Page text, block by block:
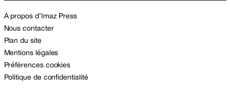
A propos d’Imaz Press
Nous contacter
Plan du site
Mentions légales
Préférences cookies
Politique de confidentialité